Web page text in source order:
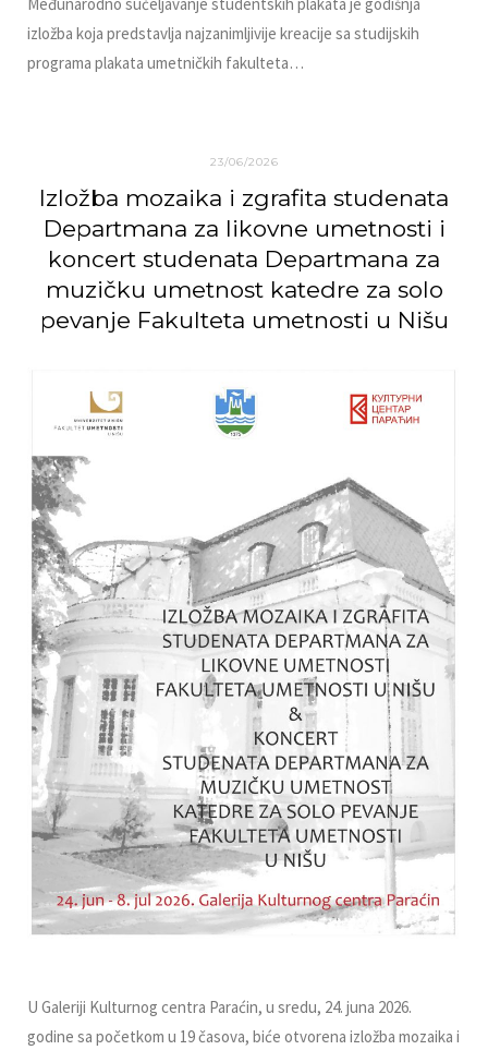
izložba koja predstavlja najzanimljivije kreacije sa studijskih
programa plakata umetničkih fakulteta…
23/06/2026
Izložba mozaika i zgrafita studenata
Departmana za likovne umetnosti i
koncert studenata Departmana za
muzičku umetnost katedre za solo
pevanje Fakulteta umetnosti u Nišu
U Galeriji Kulturnog centra Paraćin, u sredu, 24. juna 2026.
godine sa početkom u 19 časova, biće otvorena izložba mozaika i